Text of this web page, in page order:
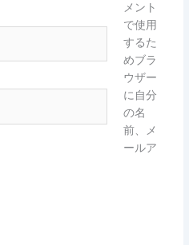
メント
で使用
するた
めブラ
ウザー
に自分
の名
前、メ
ールア